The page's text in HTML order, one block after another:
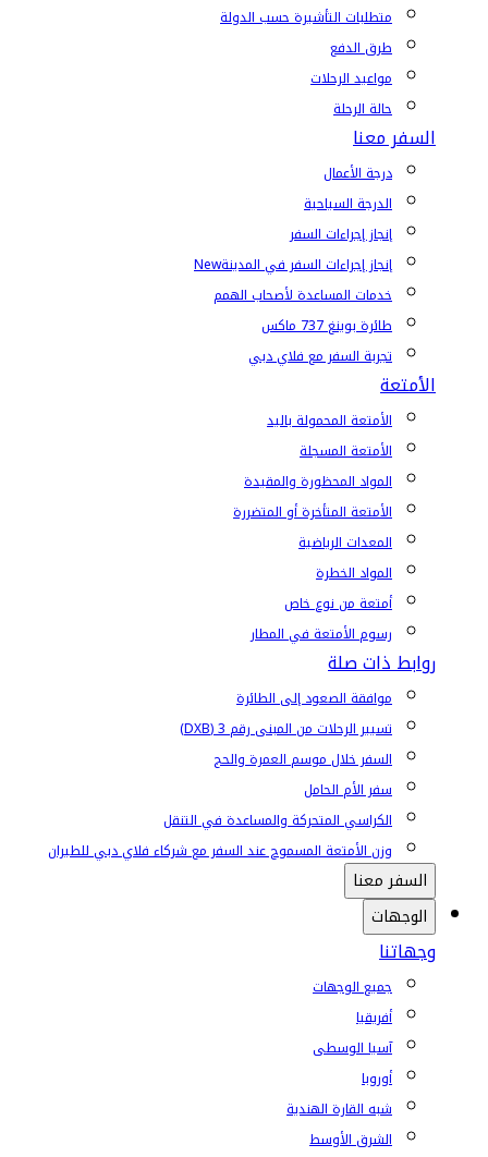
متطلبات التأشيرة حسب الدولة
طرق الدفع
مواعيد الرحلات
حالة الرحلة
السفر معنا
درجة الأعمال
الدرجة السياحية
إنجاز إجراءات السفر
إنجاز إجراءات السفر في المدينةNew
خدمات المساعدة لأصحاب الهمم
طائرة بوينغ 737 ماكس
تجربة السفر مع فلاي دبي
الأمتعة
الأمتعة المحمولة باليد
الأمتعة المسجلة
المواد المحظورة والمقيدة
الأمتعة المتأخرة أو المتضررة
المعدات الرياضية
المواد الخطرة
أمتعة من نوع خاص
رسوم الأمتعة في المطار
روابط ذات صلة
موافقة الصعود إلى الطائرة
تسيير الرحلات من المبنى رقم 3 (DXB)
السفر خلال موسم العمرة والحج
سفر الأم الحامل
الكراسي المتحركة والمساعدة في التنقل
وزن الأمتعة المسموح عند السفر مع شركاء فلاي دبي للطيران
السفر معنا
الوجهات
وجهاتنا
جميع الوجهات
أفريقيا
آسيا الوسطى
أوروبا
شبه القارة الهندية
الشرق الأوسط